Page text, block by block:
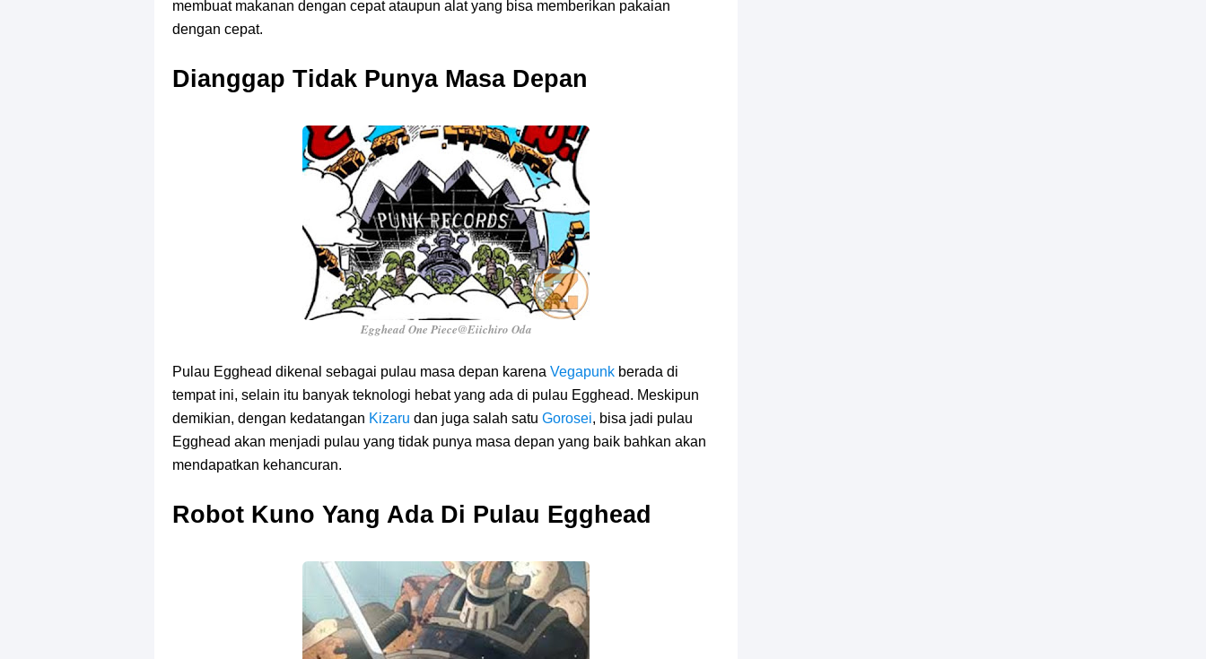
membuat makanan dengan cepat ataupun alat yang bisa memberikan pakaian
dengan cepat.
Dianggap Tidak Punya Masa Depan
Egghead One Piece@Eiichiro Oda
Pulau Egghead dikenal sebagai pulau masa depan karena Vegapunk berada di
tempat ini, selain itu banyak teknologi hebat yang ada di pulau Egghead. Meskipun
demikian, dengan kedatangan Kizaru dan juga salah satu Gorosei, bisa jadi pulau
Egghead akan menjadi pulau yang tidak punya masa depan yang baik bahkan akan
mendapatkan kehancuran.
Robot Kuno Yang Ada Di Pulau Egghead